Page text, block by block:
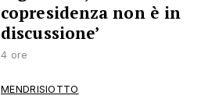
copresidenza non è in
discussione’
4 ore
MENDRISIOTTO